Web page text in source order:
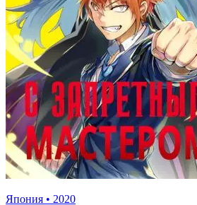
Япония • 2020